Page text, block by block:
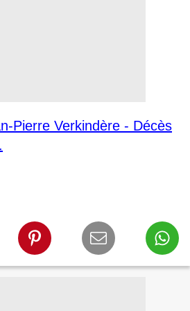
Pierre Verkindère - Décès